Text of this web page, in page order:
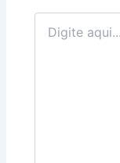
Digite
aqui...